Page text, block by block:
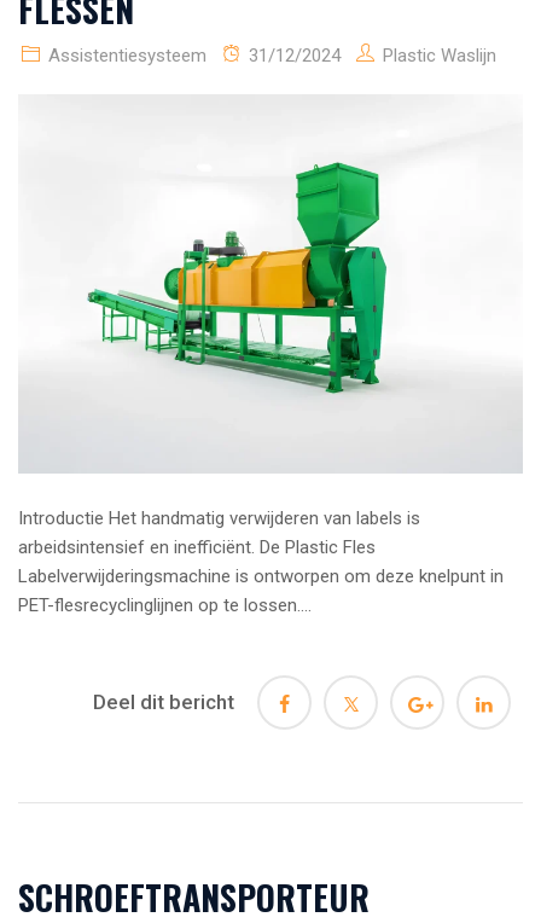
Assistentiesysteem 31/12/2024 Plastic Waslijn
Introductie Het handmatig verwijderen van labels is
arbeidsintensief en inefficiënt. De Plastic Fles
Labelverwijderingsmachine is ontworpen om deze knelpunt in
PET-flesrecyclinglijnen op te lossen....
Deel dit bericht
SCHROEFTRANSPORTEUR